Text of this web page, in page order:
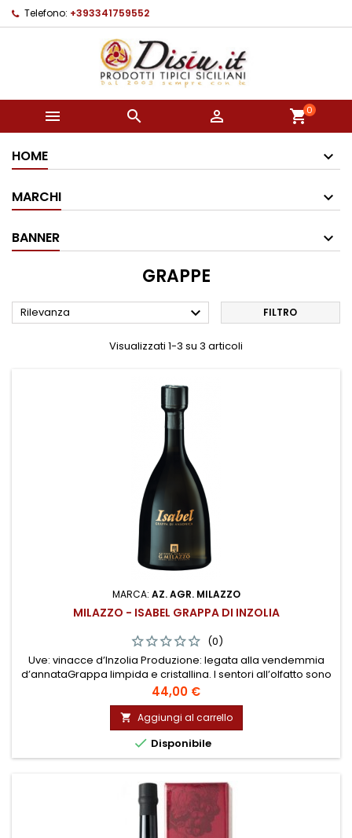
Telefono: +393341759552
   shopping_cart0
HOME
MARCHI
BANNER
GRAPPE
Rilevanza  FILTRO
Visualizzati 1-3 su 3 articoli
MARCA: AZ. AGR. MILAZZO
MILAZZO - ISABEL GRAPPA DI INZOLIA
(0)
Uve: vinacce d’Inzolia Produzione: legata alla vendemmia
d’annataGrappa limpida e cristallina. I sentori all’olfatto sono
franchi e fragranti e al gusto rimane piacevolmente
persistente con un intenso e articolato corredo aromatico.
Prezzo
44,00 €
 Aggiungi al carrello
 Disponibile